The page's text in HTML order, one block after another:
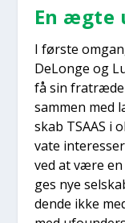
En ægte
I før­ste
DeLon­ge og
få sin
sam­men med
skab TSAAS i
va­te
ved at være
ges nye
den­de ikke